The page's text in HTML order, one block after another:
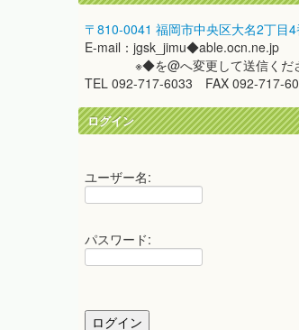
〒810-0041 福岡市中央区大名2丁目
E-mail：jgsk_jimu◆able.ocn.ne.jp
※◆を@へ変更して送信くだ
TEL 092-717-6033 FAX 092-717-
ログイン
ユーザー名:
パスワード: